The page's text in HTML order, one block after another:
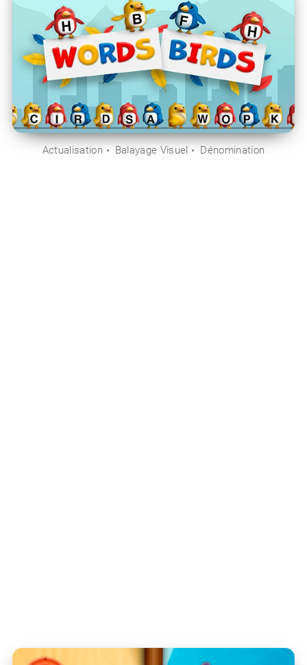
Actualisation Balayage Visuel Dénomination